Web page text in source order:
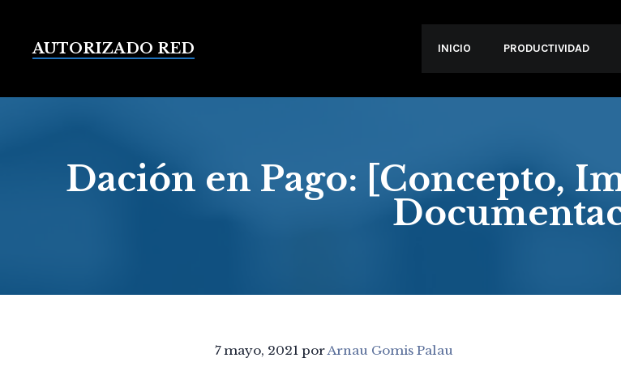
contenido
AUTORIZADO RED INICIO PRODUCTIVIDAD
Dación en Pago: [Concepto,
7 mayo, 2021 por Arnau Gomis Palau